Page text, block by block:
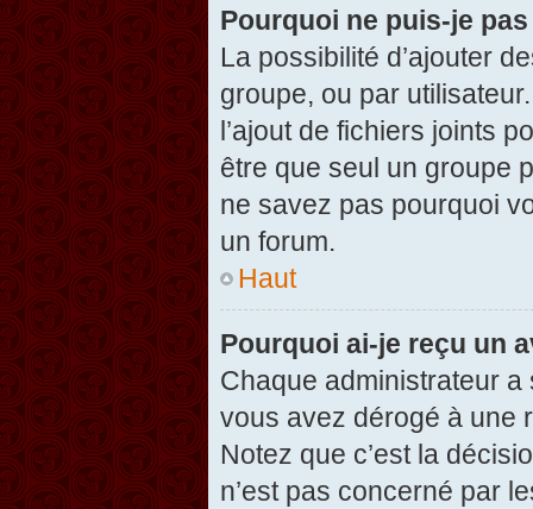
Pourquoi ne puis-je
La possibilité d’ajouter
groupe, ou par
l’ajout de fichiers joints
être que seul un groupe
ne savez pas pourquoi
un forum.
Haut
Pourquoi ai-je reçu un
Chaque administrateur
vous avez dérogé à une
Notez que c’est la
n’est pas concerné par